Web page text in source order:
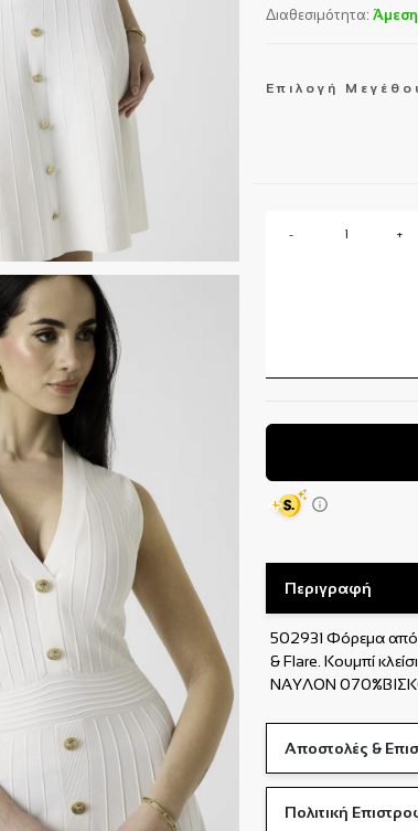
Διαθεσιμότητα:
Επιλογή
- +
Περιγραφή
502931 Φόρεμα από
& Flare. Κουμπί
ΝΑΥΛΟΝ
Αποστολές &
Πολιτική